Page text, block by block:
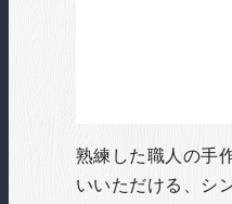
熟練した職人の手
いいただける、シ